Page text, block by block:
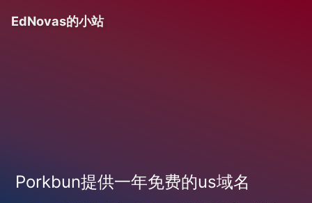
EdNovas的小站
Porkbun提供一年免费的us域名